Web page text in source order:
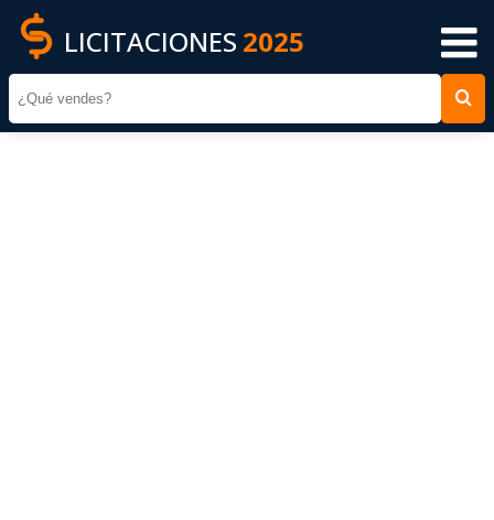
LICITACIONES 2025